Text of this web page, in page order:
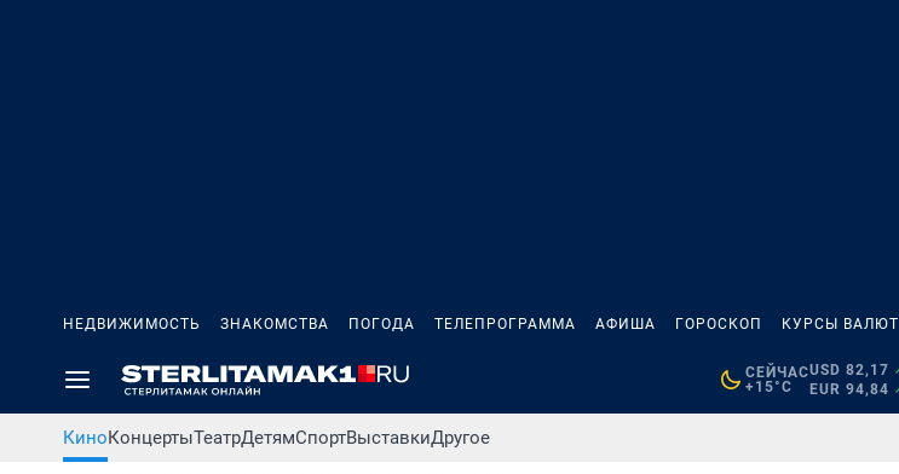
НЕДВИЖИМОСТЬ ЗНАКОМСТВА ПОГОДА ТЕЛЕПРОГРАММА АФИША ГОРОСКОП КУРСЫ ВАЛЮТ
СЕЙЧАС
+15°C
USD 82,17
EUR 94,84
КиноКонцертыТеатрДетямСпортВыставкиДругое